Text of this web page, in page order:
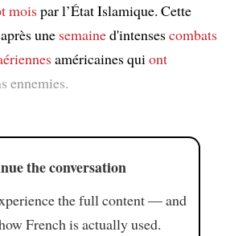
moispar l’État Islamique. Cette
une semained'intensescombats
américaines quiont
ennemies.
the conversation
the full content — and
French is actually used.